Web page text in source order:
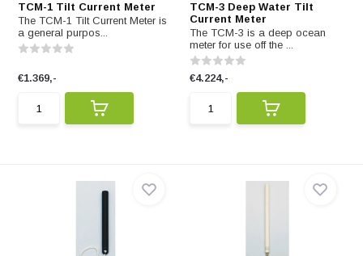
TCM-1 Tilt Current Meter
The TCM-1 Tilt Current Meter is
a general purpos...
€1.369,-
TCM-3 Deep Water Tilt
Current Meter
The TCM-3 is a deep ocean
meter for use off the ...
€4.224,-